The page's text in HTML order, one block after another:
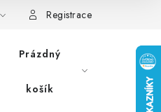
Registrace
Prázdný
košík